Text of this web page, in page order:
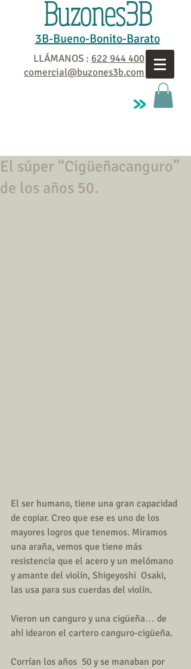
Buzones3B
3B-Bueno-Bonito-Barato
LLÁMANOS : 622 944 400
comercial@buzones3b.com
El súper “Cigüeñacanguro”
de los años 50.
El ser humano, tiene una gran capacidad
de copiar. Creo que ese es uno de los
mayores logros que tenemos. Miramos
una araña, vemos que tiene más
resistencia que el acero y un melómano
y amante del violín, Shigeyoshi  Osaki,
las usa para sus cuerdas del violín.
Vieron un canguro y una cigüeña… de
ahí idearon el cartero canguro-cigüeña.
Corrían los años  50 y se manaban por